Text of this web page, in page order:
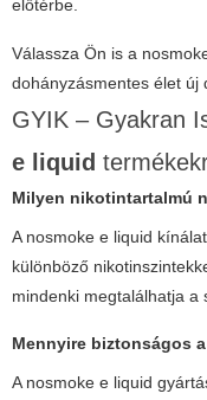
előtérbe.
Válassza Ön is a
dohányzásmentes élet új
GYIK – Gyakran
e liquid
Milyen nikotintartalmú
A nosmoke e liquid
különböző
mindenki megtalálhatja a
Mennyire biztonságos a
A nosmoke e liquid